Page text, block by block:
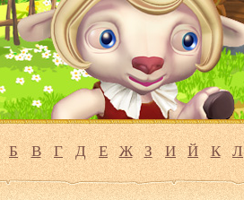
Б В Г Д Е Ж З И Й К Л